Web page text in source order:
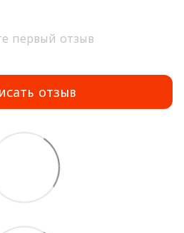
первый отзыв
отзыв